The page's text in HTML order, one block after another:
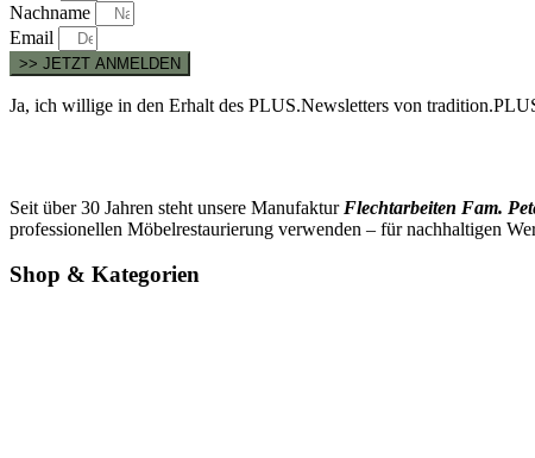
Nachname
Email
>> JETZT ANMELDEN
Ja, ich willige in den Erhalt des PLUS.Newsletters von
Seit über 30 Jahren steht unsere Manufaktur Flechtarbeiten Fam.
professionellen Möbelrestaurierung verwenden – für nachhaltigen
Shop & Kategorien